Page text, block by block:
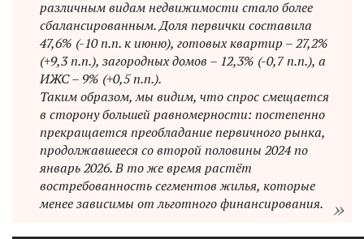
различным видам недвижимости стало более
сбалансированным. Доля первички составила
47,6% (-10 п.п. к июню), готовых квартир – 27,2%
(+9,3 п.п.), загородных домов – 12,3% (-0,7 п.п.), а
ИЖС – 9% (+0,5 п.п.).
Таким образом, мы видим, что спрос смещается
в сторону большей равномерности: постепенно
прекращается преобладание первичного рынка,
продолжавшееся со второй половины 2024 по
январь 2026. В то же время растёт
востребованность сегментов жилья, которые
менее зависимы от льготного финансирования.